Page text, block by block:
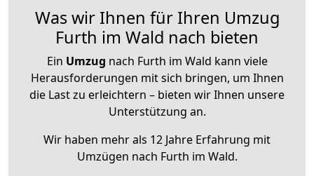
Was wir Ihnen für Ihren Umzug
Furth im Wald nach bieten
Ein Umzug nach Furth im Wald kann viele
Herausforderungen mit sich bringen, um Ihnen
die Last zu erleichtern – bieten wir Ihnen unsere
Unterstützung an.
Wir haben mehr als 12 Jahre Erfahrung mit
Umzügen nach Furth im Wald.